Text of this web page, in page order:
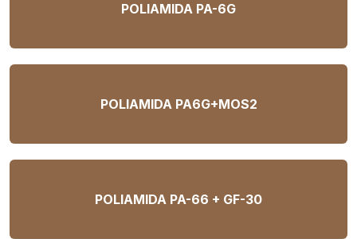
POLIAMIDA PA-6G
POLIAMIDA PA6G+MOS2
POLIAMIDA PA-66 + GF-30